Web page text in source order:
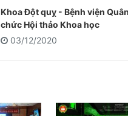
Khoa Đột quỵ - Bệnh viện
chức Hội thảo Khoa học
03/12/2020